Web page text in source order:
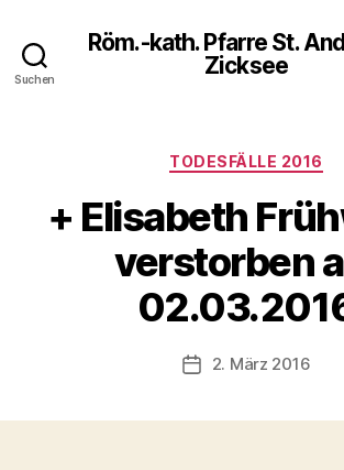
Suchen
Röm.-kath. Pfarre St.
Zicksee
Kategorien
TODESFÄLLE 2016
+ Elisabeth
verstorben
2. März 2016